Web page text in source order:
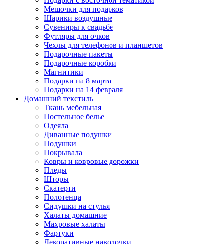
Мешочки для подарков
Шарики воздушные
Сувениры к свадьбе
Футляры для очков
Чехлы для телефонов и планшетов
Подарочные пакеты
Подарочные коробки
Магнитики
Подарки на 8 марта
Подарки на 14 февраля
Домашний текстиль
Ткань мебельная
Постельное белье
Одеяла
Диванные подушки
Подушки
Покрывала
Ковры и ковровые дорожки
Пледы
Шторы
Скатерти
Полотенца
Сидушки на стулья
Халаты домашние
Махровые халаты
Фартуки
Декоративные наволочки